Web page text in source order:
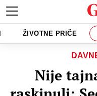
ŽIVOTNE PRIČE
Nije